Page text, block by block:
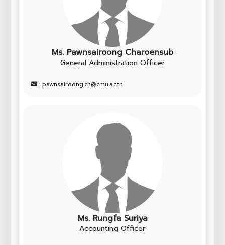
Ms. Pawnsairoong Charoensub
General Administration Officer
: pawnsairoong.ch@cmu.ac.th
Ms. Rungfa Suriya
Accounting Officer